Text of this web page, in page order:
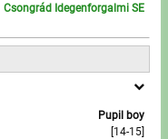
Csongrád Idegenforgalmi SE
Pupil boy
[14-15]